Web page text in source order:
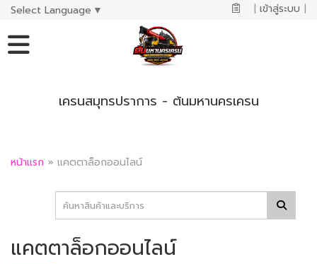
Select Language ▼ | เข้าสู่ระบบ |
เครนสมุทรปราการ - ต้นมหานครเครน
หน้าแรก » แคตตาล็อกออนไลน์
แคตตาล็อกออนไลน์